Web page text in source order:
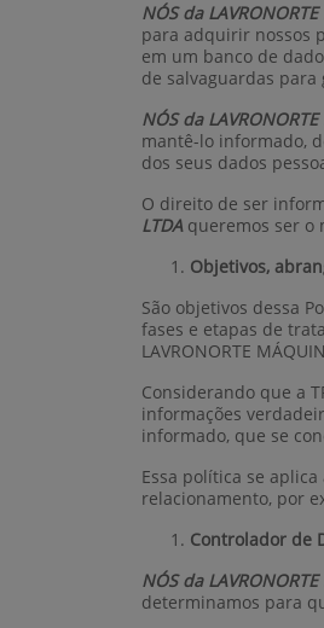
NÓS da
para adquirir nossos
em um banco de
de salvaguardas para
NÓS da
mantê-lo informado,
dos seus dados
O direito de ser
LTDA queremos ser o
Objetivos,
São objetivos dessa
fases e etapas de
LAVRONORTE
Considerando que a
informações
informado, que se
Essa política se
relacionamento, por
Controlador de
NÓS da
determinamos para